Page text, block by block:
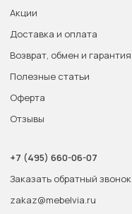
Акции
Доставка и оплата
Возврат, обмен и гарантия
Полезные статьи
Оферта
Отзывы
+7 (495) 660-06-07
Заказать обратный звонок
zakaz@mebelvia.ru